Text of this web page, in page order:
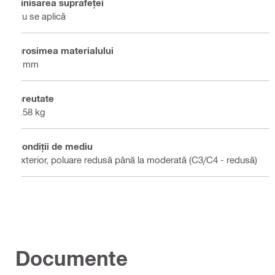
Finisarea suprafeţei
Nu se aplică
Grosimea materialului
3 mm
Greutate
1.58 kg
Condiţii de mediu
Exterior, poluare redusă până la moderată (C3/C4 - redusă)
Documente